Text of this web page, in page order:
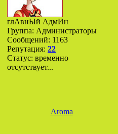
глАвнЫй АдмИн
Группа: Администраторы
Сообщений: 1163
Репутация: 22
Статус: временно
отсутствует...
Aroma